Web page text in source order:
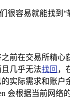
很容易就能找到
之前在交易所精心
几乎无法找回 ，
的实际需求和账户
会根据当前网络